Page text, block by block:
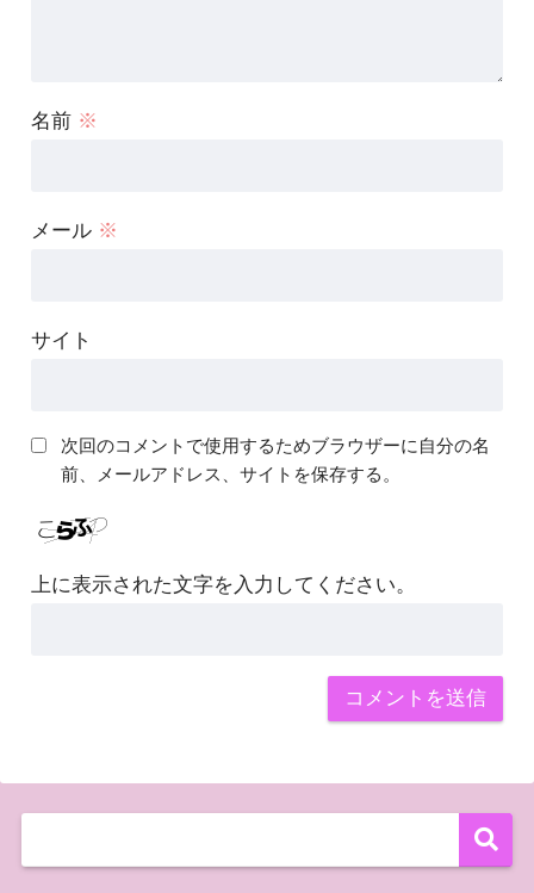
名前 ※
メール ※
サイト
次回のコメントで使用するためブラウザーに自分の名
前、メールアドレス、サイトを保存する。
上に表示された文字を入力してください。